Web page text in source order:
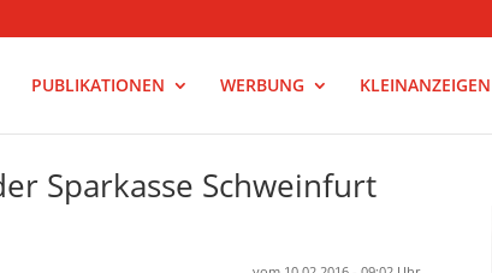
PUBLIKATIONEN WERBUNG KLEINANZEIGEN
Sparkasse Schweinfurt